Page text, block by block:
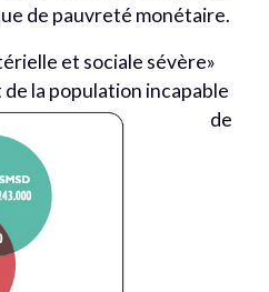
de pauvreté monétaire.
et sociale sévère»
la population incapable
de